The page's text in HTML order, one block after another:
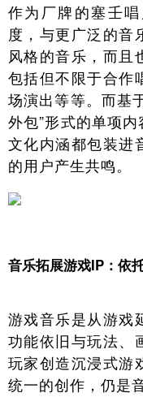
作为厂牌的塞壬
度，与更广泛的音
风格的音乐，而且
包括但不限于合作
场演出等等。而基
外包”形式的单项
文化内涵都包装进
的用户产生共鸣。
音乐拓展游戏IP：依
游戏音乐是从游戏
功能依旧与玩法、
玩家创造沉浸式游
统一的创作，仍是